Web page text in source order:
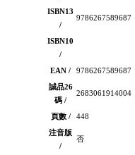
ISBN13
/
9786267589687
ISBN10
/
EAN /
9786267589687
誠品26
碼 /
2683061914004
頁數 /
448
注音版
/
否